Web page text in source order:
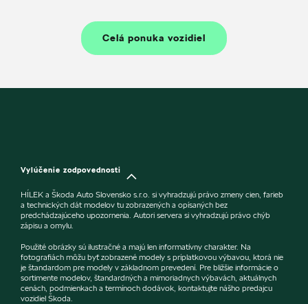
Celá ponuka vozidiel
Vylúčenie zodpovednosti
HÍLEK a Škoda Auto Slovensko s.r.o. si vyhradzujú právo zmeny cien, farieb
a technických dát modelov tu zobrazených a opísaných bez
predchádzajúceho upozornenia. Autori servera si vyhradzujú právo chýb
zápisu a omylu.
Použité obrázky sú ilustračné a majú len informatívny charakter. Na
fotografiách môžu byť zobrazené modely s príplatkovou výbavou, ktorá nie
je štandardom pre modely v základnom prevedení. Pre bližšie informácie o
sortimente modelov, štandardných a mimoriadnych výbavách, aktuálnych
cenách, podmienkach a termínoch dodávok, kontaktujte nášho predajcu
vozidiel Škoda.